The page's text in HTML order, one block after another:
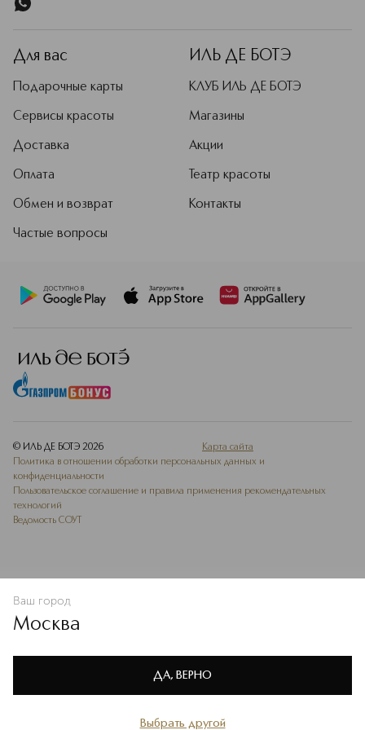
Политике конфиденциальности
В КОРЗИНУ
Для вас
Подарочные карты
Сервисы красоты
Доставка
Оплата
Обмен и возврат
Частые вопросы
ИЛЬ ДЕ БОТЭ
КЛУБ ИЛЬ ДЕ БОТЭ
Магазины
Акции
Театр красоты
Контакты
© ИЛЬ ДЕ БОТЭ 2026
Карта сайта
Политика в отношении обработки персональных данных и
конфиденциальности
Пользовательское соглашение и правила применения рекомендательных
технологий
Ведомость СОУТ
Ваш город
Москва
Выбрать другой
ДА, ВЕРНО